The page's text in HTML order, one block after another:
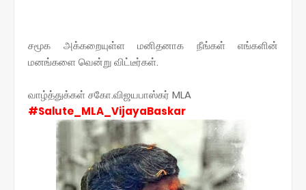
சமூக அக்கறையுள்ள மனிதனாக நீங்கள் எங்களின்
மனங்களை வென்று விட்டீர்கள்.
வாழ்த்துக்கள் சகோ.விஜயபாஸ்கர் MLA
#Salute_MLA_VijayaBaskar